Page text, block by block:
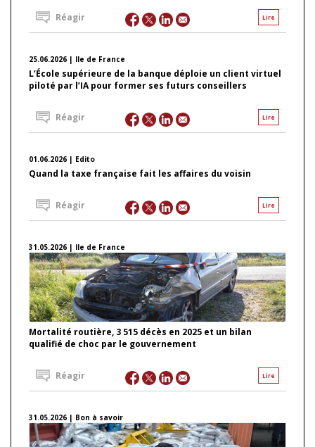
Lire
Réagir
25.06.2026 | Ile de France
L’École supérieure de la banque déploie un client virtuel
piloté par l’IA pour former ses futurs conseillers
Lire
Réagir
01.06.2026 | Edito
Quand la taxe française fait les affaires du voisin
Lire
Réagir
31.05.2026 | Ile de France
Mortalité routière, 3 515 décès en 2025 et un bilan
qualifié de choc par le gouvernement
Lire
Réagir
31.05.2026 | Bon à savoir